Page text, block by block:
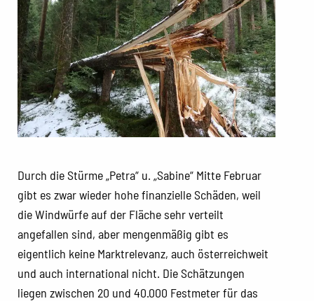
Durch die Stürme „Petra“ u. „Sabine“ Mitte Februar
gibt es zwar wieder hohe finanzielle Schäden, weil
die Windwürfe auf der Fläche sehr verteilt
angefallen sind, aber mengenmäßig gibt es
eigentlich keine Marktrelevanz, auch österreichweit
und auch international nicht. Die Schätzungen
liegen zwischen 20 und 40.000 Festmeter für das